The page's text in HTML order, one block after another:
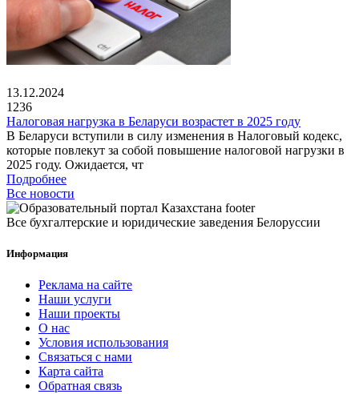
13.12.2024
1236
Налоговая нагрузка в Беларуси возрастет в 2025 году
В Беларуси вступили в силу изменения в Налоговый кодекс,
которые повлекут за собой повышение налоговой нагрузки в
2025 году. Ожидается, чт
Подробнее
Все новости
Все бухгалтерские и юридические заведения Белоруссии
Информация
Реклама на сайте
Наши услуги
Наши проекты
О нас
Условия использования
Связаться с нами
Карта сайта
Обратная связь